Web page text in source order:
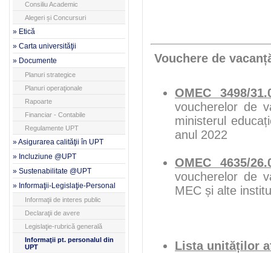
Consiliu Academic
Alegeri și Concursuri
» Etică
» Carta universităţii
» Documente
Planuri strategice
Planuri operaţionale
Rapoarte
Financiar - Contabile
Regulamente UPT
» Asigurarea calităţii în UPT
» Incluziune @UPT
» Sustenabilitate @UPT
» Informaţii-Legislaţie-Personal
Informaţii de interes public
Declaraţii de avere
Legislaţie-rubrică generală
Informaţii pt. personalul din
UPT
Vouchere de
OMEC 3498/
voucherelor de
ministerul
anul 2022
OMEC 4635/
voucherelor de
MEC și alte
Lista unităților